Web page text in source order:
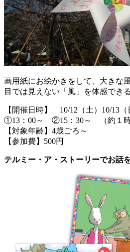
画用紙にお絵かきをして、大きな
目では見えない「風」を体感でき
【開催日時】 10/12（土）10/13（
①13：00～ ②15：30～ （約１時
【対象年齢】4歳ごろ～
【参加費】500円
テルミー・ア・ストーリーでお話